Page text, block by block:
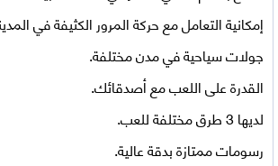
إمكانية التعامل مع حركة المرور الكثيفة في
جولات سياحية في مدن مختلفة.
القدرة على اللعب مع أصدقائك.
لديها 3 طرق مختلفة للعب.
رسومات ممتازة بدقة عالية.